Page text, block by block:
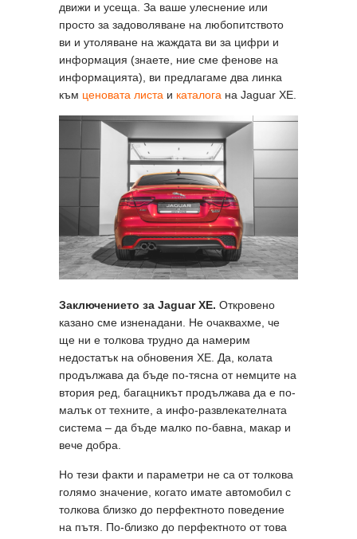
движи и усеща. За ваше улеснение или
просто за задоволяване на любопитството
ви и утоляване на жаждата ви за цифри и
информация (знаете, ние сме фенове на
информацията), ви предлагаме два линка
към ценовата листа и каталога на Jaguar XE.
Заключението за Jaguar XE. Откровено
казано сме изненадани. Не очаквахме, че
ще ни е толкова трудно да намерим
недостатък на обновения XE. Да, колата
продължава да бъде по-тясна от немците на
втория ред, багацникът продължава да е по-
малък от техните, а инфо-развлекателната
система – да бъде малко по-бавна, макар и
вече добра.
Но тези факти и параметри не са от толкова
голямо значение, когато имате автомобил с
толкова близко до перфектното поведение
на пътя. По-близко до перфектното от това